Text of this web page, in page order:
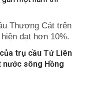
Thượng Cát trên
đạt hơn 10%.
trụ cầu Tứ Liên
sông Hồng